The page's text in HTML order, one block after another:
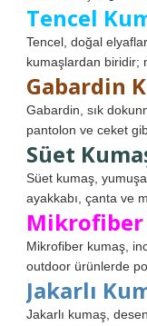
Tencel
Tencel, doğal
kumaşlardan biridir;
Gabardin
Gabardin, sık
pantolon ve ceket
Süet
Süet kumaş,
ayakkabı, çanta ve
Mikrofiber
Mikrofiber kumaş,
outdoor ürünlerde
Jakarlı
Jakarlı kumaş,